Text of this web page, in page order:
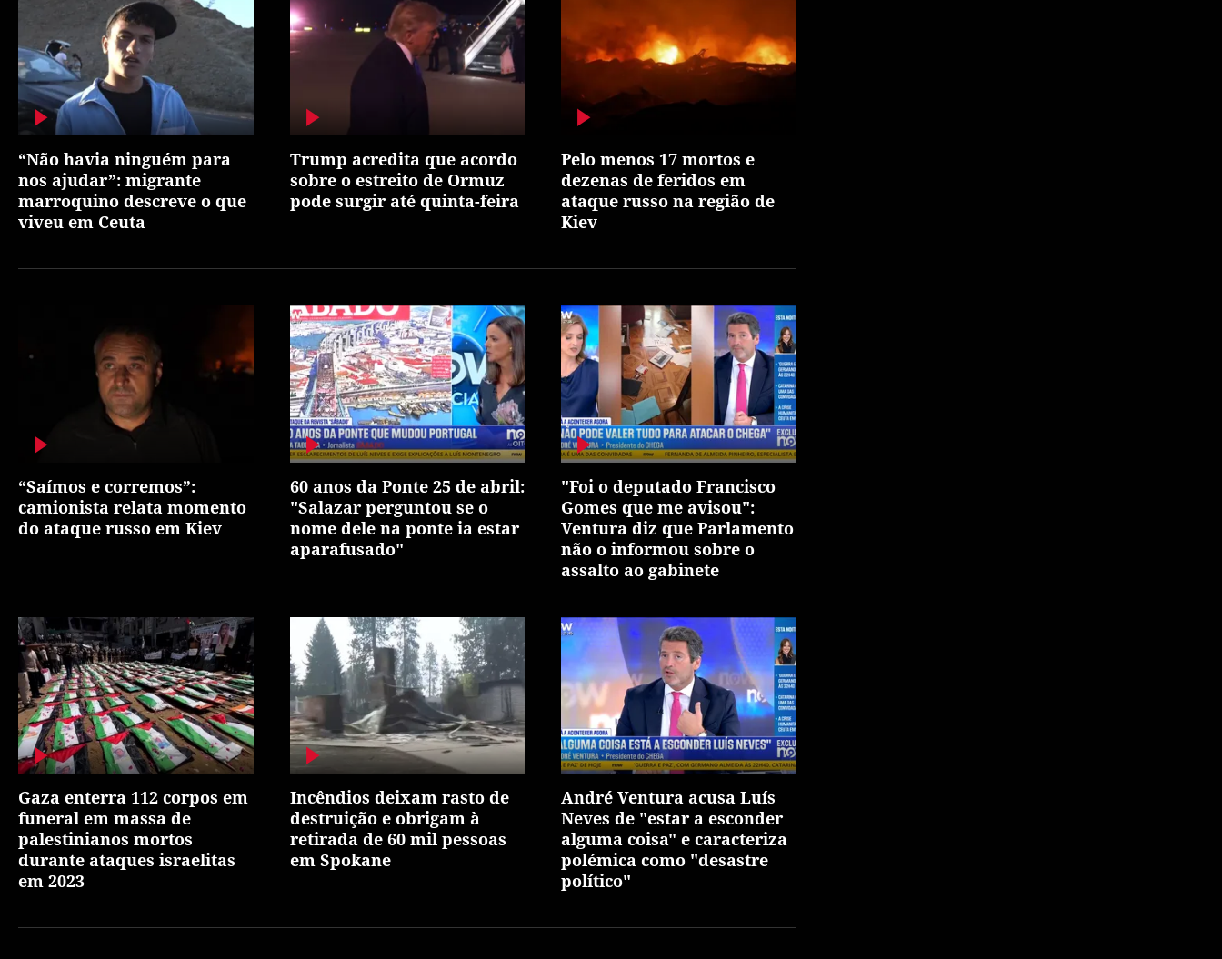
“Não havia ninguém para
nos ajudar”: migrante
marroquino descreve o que
viveu em Ceuta
Trump acredita que acordo
sobre o estreito de Ormuz
pode surgir até quinta-feira
Pelo menos 17 mortos e
dezenas de feridos em
ataque russo na região de
Kiev
“Saímos e corremos”:
camionista relata momento
do ataque russo em Kiev
60 anos da Ponte 25 de abril:
"Salazar perguntou se o
nome dele na ponte ia estar
aparafusado"
"Foi o deputado Francisco
Gomes que me avisou":
Ventura diz que Parlamento
não o informou sobre o
assalto ao gabinete
Gaza enterra 112 corpos em
funeral em massa de
palestinianos mortos
durante ataques israelitas
em 2023
Incêndios deixam rasto de
destruição e obrigam à
retirada de 60 mil pessoas
em Spokane
André Ventura acusa Luís
Neves de "estar a esconder
alguma coisa" e caracteriza
polémica como "desastre
político"